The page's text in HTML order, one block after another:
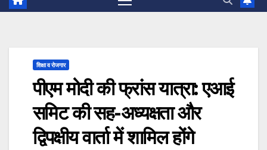
शिक्षा व रोजगार
पीएम मोदी की फ्रांस यात्रा: एआई
समिट की सह-अध्यक्षता और
द्विपक्षीय वार्ता में शामिल होंगे